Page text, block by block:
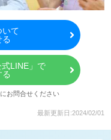
いて
る
式LINE」で
お問合せください
最新更新日:2024/02/01